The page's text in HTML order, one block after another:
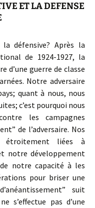
ET LA DEFENSE
défensive? Après la
de 1924-1927, la
d’une guerre de classe
Notre adversaire
quant à nous, nous
c’est pourquoi nous
les campagnes
de l’adversaire. Nos
étroitement liées à
notre développement
notre capacité à les
pour briser une
suit
s’effectue pas d’une